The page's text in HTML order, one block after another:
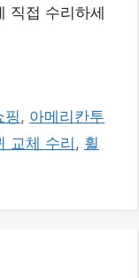
직접 수리하세
핑 , 아메리칸투
교체 수리, 휠